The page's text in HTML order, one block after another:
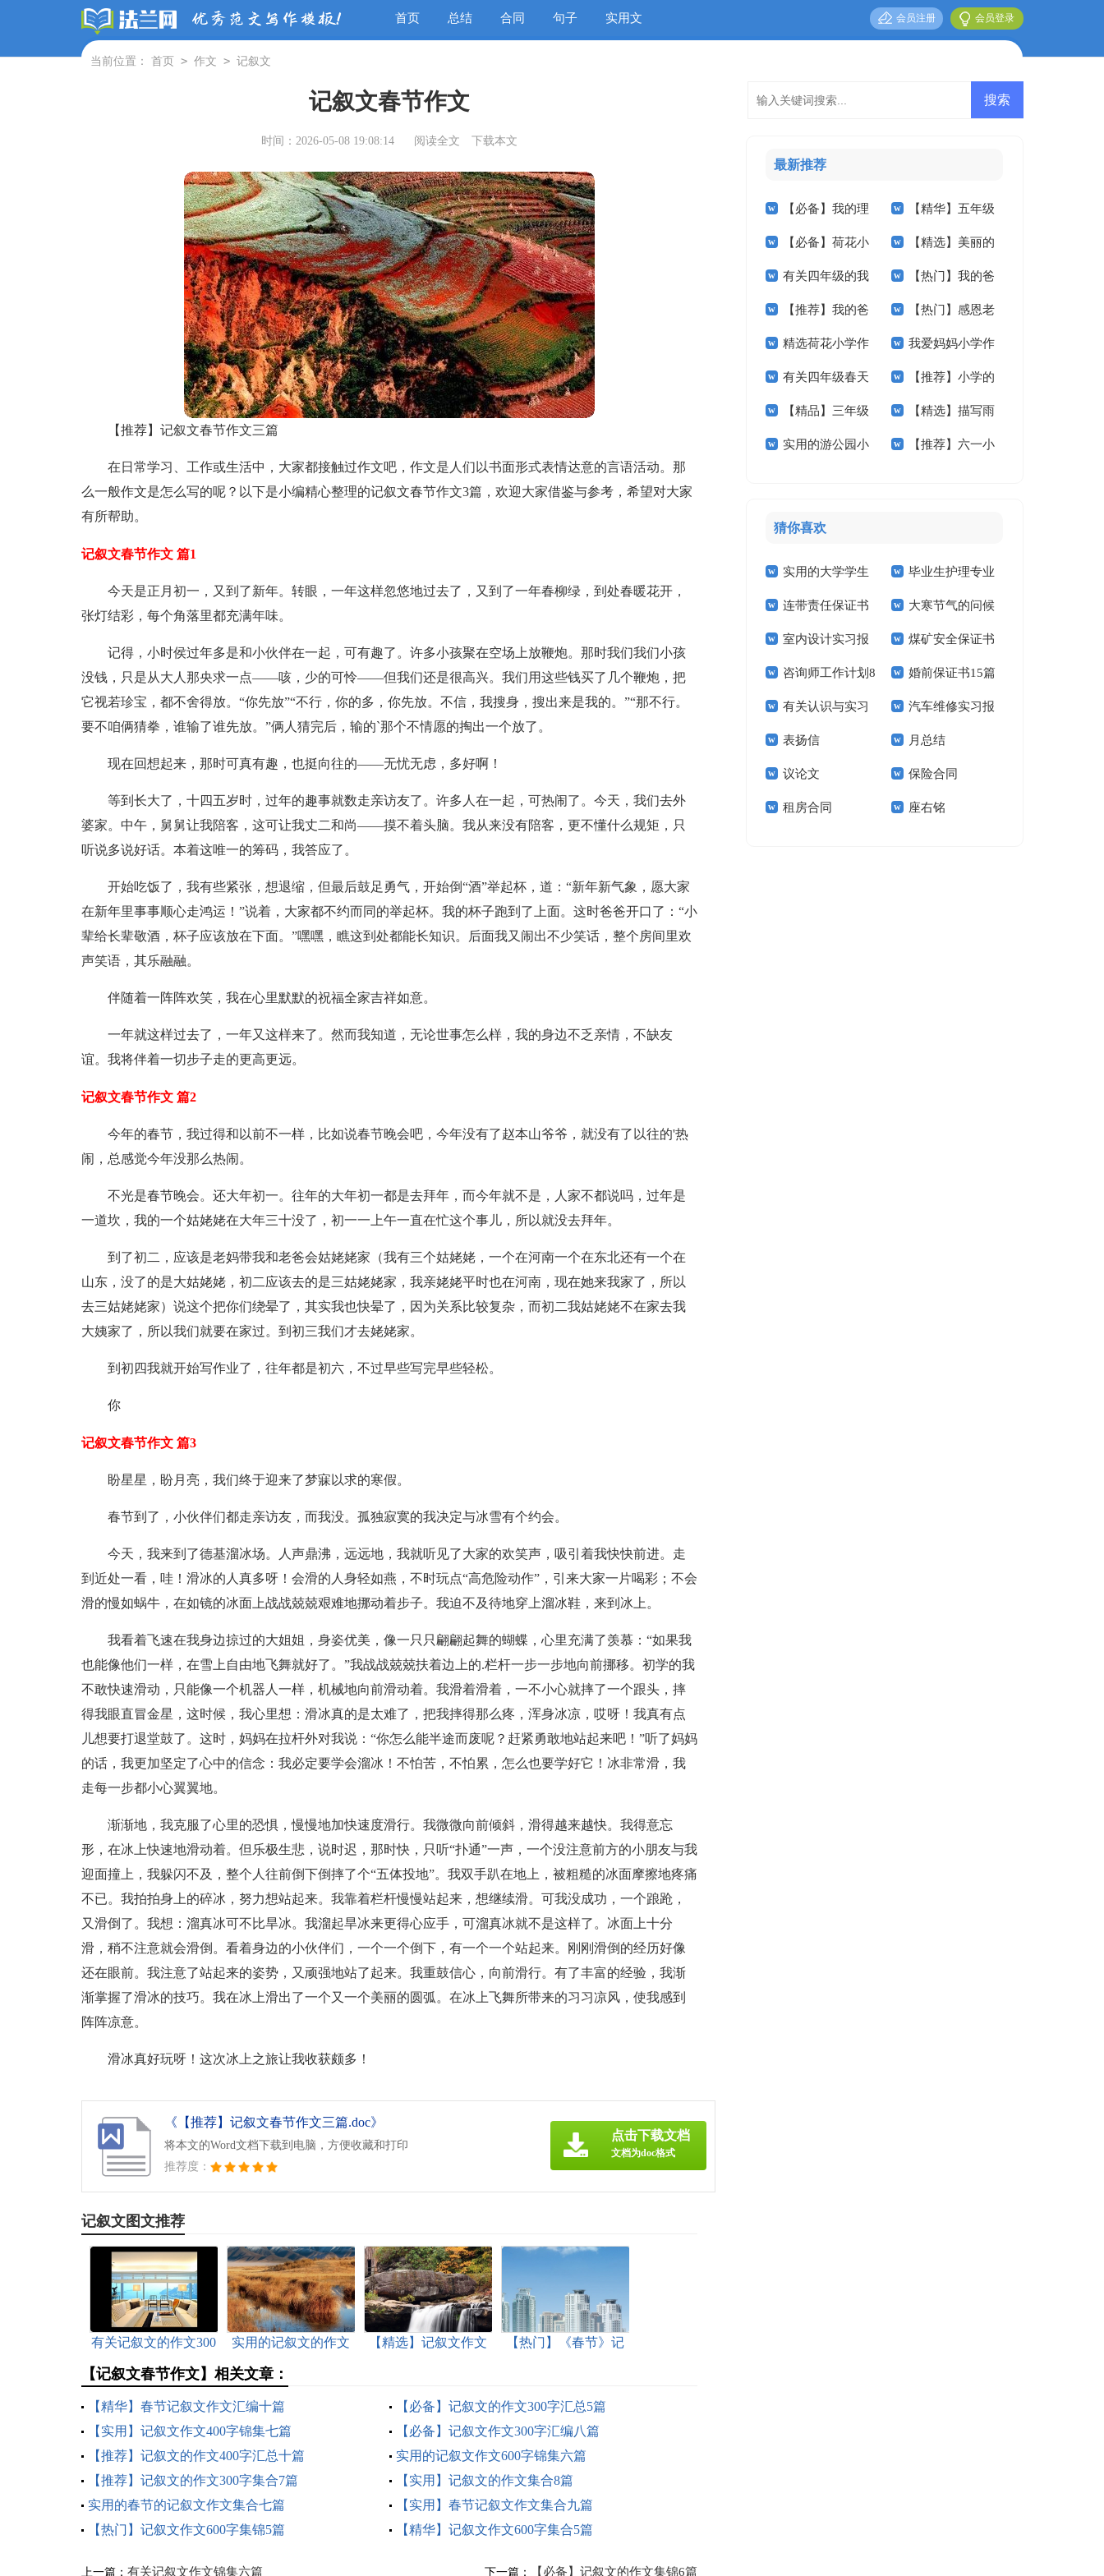
首页 总结 合同 句子 实用文 会员登录
会员注册
当前位置： 首页 > 作文 > 记叙文
记叙文春节作文
时间：2026-05-08 19:08:14 阅读全文 下载本文
【推荐】记叙文春节作文三篇
在日常学习、工作或生活中，大家都接触过作文吧，作文是人们以书面形式表情达意的言语活动。那
么一般作文是怎么写的呢？以下是小编精心整理的记叙文春节作文3篇，欢迎大家借鉴与参考，希望对大家
有所帮助。
记叙文春节作文 篇1
今天是正月初一，又到了新年。转眼，一年这样忽悠地过去了，又到了一年春柳绿，到处春暖花开，
张灯结彩，每个角落里都充满年味。
记得，小时侯过年多是和小伙伴在一起，可有趣了。许多小孩聚在空场上放鞭炮。那时我们我们小孩
没钱，只是从大人那央求一点——咳，少的可怜——但我们还是很高兴。我们用这些钱买了几个鞭炮，把
它视若珍宝，都不舍得放。“你先放”“不行，你的多，你先放。不信，我搜身，搜出来是我的。”“那不行。
要不咱俩猜拳，谁输了谁先放。”俩人猜完后，输的`那个不情愿的掏出一个放了。
现在回想起来，那时可真有趣，也挺向往的——无忧无虑，多好啊！
等到长大了，十四五岁时，过年的趣事就数走亲访友了。许多人在一起，可热闹了。今天，我们去外
婆家。中午，舅舅让我陪客，这可让我丈二和尚——摸不着头脑。我从来没有陪客，更不懂什么规矩，只
听说多说好话。本着这唯一的筹码，我答应了。
开始吃饭了，我有些紧张，想退缩，但最后鼓足勇气，开始倒“酒”举起杯，道：“新年新气象，愿大家
在新年里事事顺心走鸿运！”说着，大家都不约而同的举起杯。我的杯子跑到了上面。这时爸爸开口了：“小
辈给长辈敬酒，杯子应该放在下面。”嘿嘿，瞧这到处都能长知识。后面我又闹出不少笑话，整个房间里欢
声笑语，其乐融融。
伴随着一阵阵欢笑，我在心里默默的祝福全家吉祥如意。
一年就这样过去了，一年又这样来了。然而我知道，无论世事怎么样，我的身边不乏亲情，不缺友
谊。我将伴着一切步子走的更高更远。
记叙文春节作文 篇2
今年的春节，我过得和以前不一样，比如说春节晚会吧，今年没有了赵本山爷爷，就没有了以往的'热
闹，总感觉今年没那么热闹。
不光是春节晚会。还大年初一。往年的大年初一都是去拜年，而今年就不是，人家不都说吗，过年是
一道坎，我的一个姑姥姥在大年三十没了，初一一上午一直在忙这个事儿，所以就没去拜年。
到了初二，应该是老妈带我和老爸会姑姥姥家（我有三个姑姥姥，一个在河南一个在东北还有一个在
山东，没了的是大姑姥姥，初二应该去的是三姑姥姥家，我亲姥姥平时也在河南，现在她来我家了，所以
去三姑姥姥家）说这个把你们绕晕了，其实我也快晕了，因为关系比较复杂，而初二我姑姥姥不在家去我
大姨家了，所以我们就要在家过。到初三我们才去姥姥家。
到初四我就开始写作业了，往年都是初六，不过早些写完早些轻松。
你
记叙文春节作文 篇3
盼星星，盼月亮，我们终于迎来了梦寐以求的寒假。
春节到了，小伙伴们都走亲访友，而我没。孤独寂寞的我决定与冰雪有个约会。
今天，我来到了德基溜冰场。人声鼎沸，远远地，我就听见了大家的欢笑声，吸引着我快快前进。走
到近处一看，哇！滑冰的人真多呀！会滑的人身轻如燕，不时玩点“高危险动作”，引来大家一片喝彩；不会
滑的慢如蜗牛，在如镜的冰面上战战兢兢艰难地挪动着步子。我迫不及待地穿上溜冰鞋，来到冰上。
我看着飞速在我身边掠过的大姐姐，身姿优美，像一只只翩翩起舞的蝴蝶，心里充满了羡慕：“如果我
也能像他们一样，在雪上自由地飞舞就好了。”我战战兢兢扶着边上的.栏杆一步一步地向前挪移。初学的我
不敢快速滑动，只能像一个机器人一样，机械地向前滑动着。我滑着滑着，一不小心就摔了一个跟头，摔
得我眼直冒金星，这时候，我心里想：滑冰真的是太难了，把我摔得那么疼，浑身冰凉，哎呀！我真有点
儿想要打退堂鼓了。这时，妈妈在拉杆外对我说：“你怎么能半途而废呢？赶紧勇敢地站起来吧！”听了妈妈
的话，我更加坚定了心中的信念：我必定要学会溜冰！不怕苦，不怕累，怎么也要学好它！冰非常滑，我
走每一步都小心翼翼地。
渐渐地，我克服了心里的恐惧，慢慢地加快速度滑行。我微微向前倾斜，滑得越来越快。我得意忘
形，在冰上快速地滑动着。但乐极生悲，说时迟，那时快，只听“扑通”一声，一个没注意前方的小朋友与我
迎面撞上，我躲闪不及，整个人往前倒下倒摔了个“五体投地”。我双手趴在地上，被粗糙的冰面摩擦地疼痛
不已。我拍拍身上的碎冰，努力想站起来。我靠着栏杆慢慢站起来，想继续滑。可我没成功，一个踉跄，
又滑倒了。我想：溜真冰可不比旱冰。我溜起旱冰来更得心应手，可溜真冰就不是这样了。冰面上十分
滑，稍不注意就会滑倒。看着身边的小伙伴们，一个一个倒下，有一个一个站起来。刚刚滑倒的经历好像
还在眼前。我注意了站起来的姿势，又顽强地站了起来。我重鼓信心，向前滑行。有了丰富的经验，我渐
渐掌握了滑冰的技巧。我在冰上滑出了一个又一个美丽的圆弧。在冰上飞舞所带来的习习凉风，使我感到
阵阵凉意。
滑冰真好玩呀！这次冰上之旅让我收获颇多！
《【推荐】记叙文春节作文三篇.doc》
将本文的Word文档下载到电脑，方便收藏和打印
推荐度：
点击下载文档
文档为doc格式
记叙文图文推荐
有关记叙文的作文300
实用的记叙文的作文
【精选】记叙文作文
【热门】《春节》记
【记叙文春节作文】相关文章：
【精华】春节记叙文作文汇编十篇
【必备】记叙文的作文300字汇总5篇
【实用】记叙文作文400字锦集七篇
【必备】记叙文作文300字汇编八篇
【推荐】记叙文的作文400字汇总十篇
实用的记叙文作文600字锦集六篇
【推荐】记叙文的作文300字集合7篇
【实用】记叙文的作文集合8篇
实用的春节的记叙文作文集合七篇
【实用】春节记叙文作文集合九篇
【热门】记叙文作文600字集锦5篇
【精华】记叙文作文600字集合5篇
上一篇： 有关记叙文作文锦集六篇 下一篇： 【必备】记叙文的作文集锦6篇
最新推荐
【必备】我的理
想小学作文3篇
【精华】五年级
我的作文集锦九篇
【必备】荷花小
学作文合集5篇
【精选】美丽的
小学作文300字四篇
有关四年级的我
作文300字四篇
【热门】我的爸
爸小学作文七篇
【推荐】我的爸
爸小学作文九篇
【热门】感恩老
师小学作文三篇
精选荷花小学作
文锦集5篇
我爱妈妈小学作
文五篇
有关四年级春天
作文300字集锦10篇
【推荐】小学的
作文400字六篇
【精品】三年级
校园的作文四篇
【精选】描写雨
的小学作文300字4
实用的游公园小 【推荐】六一小
猜你喜欢
实用的大学学生
实习报告范文锦集六
篇
毕业生护理专业
求职信精选15篇
连带责任保证书 大寒节气的问候
祝福语
室内设计实习报
告汇编15篇
煤矿安全保证书
(15篇)
咨询师工作计划8
篇
婚前保证书15篇
有关认识与实习
报告模板集锦十篇
汽车维修实习报
告(汇编15篇)
表扬信 月总结
议论文 保险合同
租房合同 座右铭